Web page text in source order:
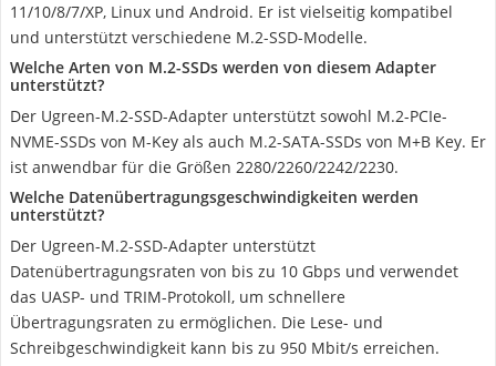
11/10/8/7/XP, Linux und Android. Er ist vielseitig kompatibel
und unterstützt verschiedene M.2-SSD-Modelle.
Welche Arten von M.2-SSDs werden von diesem Adapter
unterstützt?
Der Ugreen-M.2-SSD-Adapter unterstützt sowohl M.2-PCIe-
NVME-SSDs von M-Key als auch M.2-SATA-SSDs von M+B Key. Er
ist anwendbar für die Größen 2280/2260/2242/2230.
Welche Datenübertragungsgeschwindigkeiten werden
unterstützt?
Der Ugreen-M.2-SSD-Adapter unterstützt
Datenübertragungsraten von bis zu 10 Gbps und verwendet
das UASP- und TRIM-Protokoll, um schnellere
Übertragungsraten zu ermöglichen. Die Lese- und
Schreibgeschwindigkeit kann bis zu 950 Mbit/s erreichen.